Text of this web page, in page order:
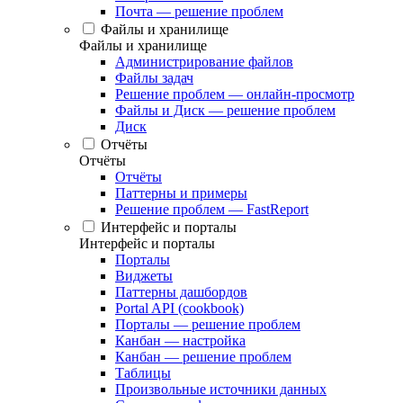
Почта — решение проблем
Файлы и хранилище
Файлы и хранилище
Администрирование файлов
Файлы задач
Решение проблем — онлайн-просмотр
Файлы и Диск — решение проблем
Диск
Отчёты
Отчёты
Отчёты
Паттерны и примеры
Решение проблем — FastReport
Интерфейс и порталы
Интерфейс и порталы
Порталы
Виджеты
Паттерны дашбордов
Portal API (cookbook)
Порталы — решение проблем
Канбан — настройка
Канбан — решение проблем
Таблицы
Произвольные источники данных